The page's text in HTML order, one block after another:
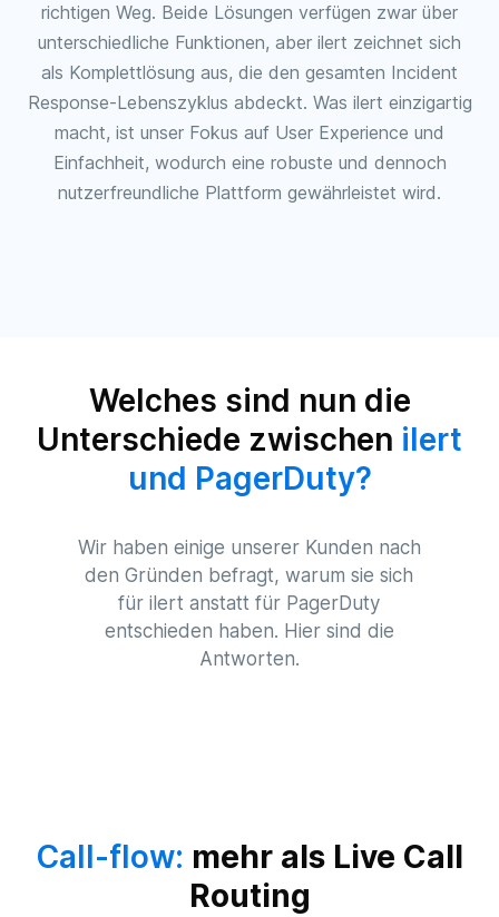
richtigen Weg. Beide Lösungen verfügen zwar über
unterschiedliche Funktionen, aber ilert zeichnet sich
als Komplettlösung aus, die den gesamten Incident
Response-Lebenszyklus abdeckt. Was ilert einzigartig
macht, ist unser Fokus auf User Experience und
Einfachheit, wodurch eine robuste und dennoch
nutzerfreundliche Plattform gewährleistet wird.
Welches sind nun die
Unterschiede zwischen ilert
und PagerDuty?
Wir haben einige unserer Kunden nach
den Gründen befragt, warum sie sich
für ilert anstatt für PagerDuty
entschieden haben. Hier sind die
Antworten.
Call-flow: mehr als Live Call
Routing